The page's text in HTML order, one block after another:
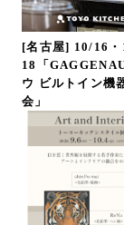
[名古屋] 10/16・
18「
ウ ビルトイン機
会」